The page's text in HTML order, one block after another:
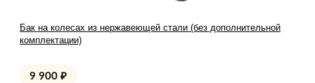
Бак на колесах из нержавеющей стали (без дополнительной
комплектации)
9 900 ₽